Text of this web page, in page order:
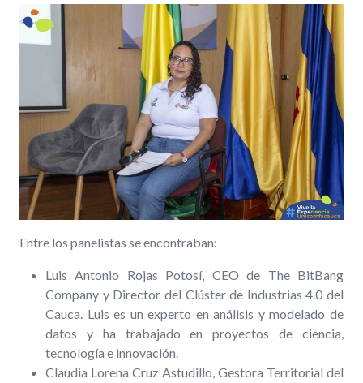
Entre los panelistas se encontraban:
Luis Antonio Rojas Potosí, CEO de The BitBang
Company y Director del Clúster de Industrias 4.0 del
Cauca. Luis es un experto en análisis y modelado de
datos y ha trabajado en proyectos de ciencia,
tecnología e innovación.
Claudia Lorena Cruz Astudillo, Gestora Territorial del